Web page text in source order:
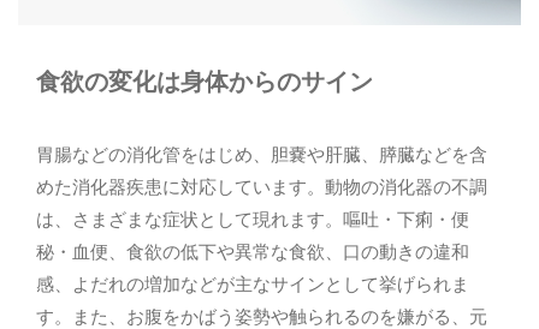
動物病院様へ
協力事業
お問い合わせ
046-251-1212
食欲の変化は身体からのサイン
胃腸などの消化管をはじめ、胆嚢や肝臓、膵臓などを含
めた消化器疾患に対応しています。動物の消化器の不調
は、さまざまな症状として現れます。嘔吐・下痢・便
秘・血便、食欲の低下や異常な食欲、口の動きの違和
感、よだれの増加などが主なサインとして挙げられま
す。また、お腹をかばう姿勢や触られるのを嫌がる、元